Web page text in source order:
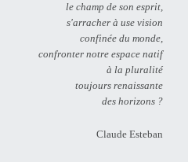
le champ de son esprit,
s'arracher à use vision
confinée du monde,
confronter notre espace natif
à la pluralité
toujours renaissante
des horizons ?
Claude Esteban